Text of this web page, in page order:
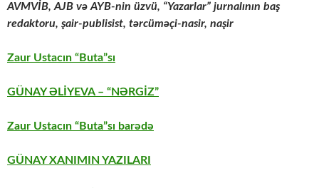
AVMVİB, AJB və AYB-nin üzvü, “Yazarlar” jurnalının baş
redaktoru, şair-publisist, tərcüməçi-nasir, naşir
Zaur Ustacın “Buta”sı
GÜNAY ƏLİYEVA – “NƏRGİZ”
Zaur Ustacın “Buta”sı barədə
GÜNAY XANIMIN YAZILARI